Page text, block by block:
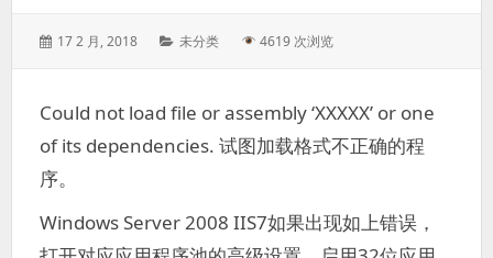
Posted
17 2 月, 2018 Categories:
未分类 4619 次浏览
Could not load file or assembly ‘XXXXX’ or one
of its dependencies. 试图加载格式不正确的程
序。
Windows Server 2008 IIS7如果出现如上错误，